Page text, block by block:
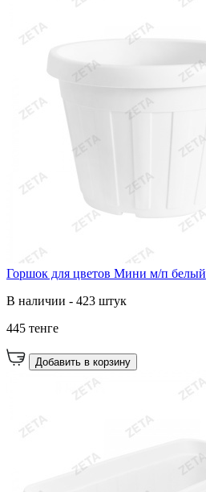
Горшок для цветов Мини м/п белый
В наличии - 423 штук
445 тенге
Добавить в корзину